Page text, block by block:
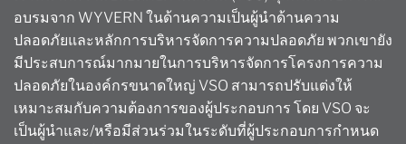
อบรมจาก WYVERN ในด้านความเป็นผู้นำด้านความ
ปลอดภัยและหลักการบริหารจัดการความปลอดภัย พวกเขายัง
มีประสบการณ์มากมายในการบริหารจัดการโครงการความ
ปลอดภัยในองค์กรขนาดใหญ่ VSO สามารถปรับแต่งให้
เหมาะสมกับความต้องการของผู้ประกอบการ โดย VSO จะ
เป็นผู้นำและ/หรือมีส่วนร่วมในระดับที่ผู้ประกอบการกำหนด